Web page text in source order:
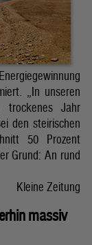
„In unseren
Jahr
den steirischen
50 Prozent
Grund: An rund
Kleine Zeitung
massiv